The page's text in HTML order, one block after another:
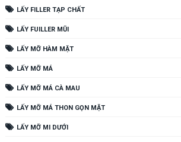
LẤY FILLER TẠP CHẤT
LẤY FUILLER MŨI
LẤY MỠ HÀM MẶT
LẤY MỠ MÁ
LẤY MỠ MÁ CÀ MAU
LẤY MỠ MÁ THON GỌN MẶT
LẤY MỠ MI DƯỚI